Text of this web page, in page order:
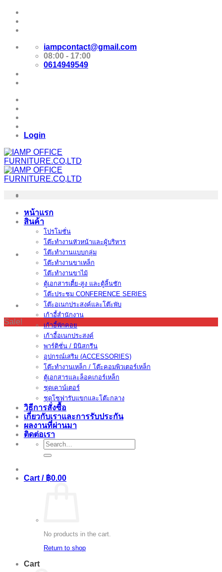
Skip
content
iampcontact@gmail.com
08:00 - 17:00
0614949549
Login
หน้าแรก
สินค้า
โปรโมชั่น
โต๊ะทำงานหัวหน้าและผู้บริหาร
โต๊ะทำงานแบบกลุ่ม
โต๊ะทำงานขาเหล็ก
โต๊ะทำงานขาไม้
ตู้เอกสารเตี้ย-สูง และตู้ลิ้นชัก
โต๊ะประชุม CONFERENCE SERIES
โต๊ะอเนกประสงค์และโต๊ะพับ
เก้าอี้สำนักงาน
เก้าอี้พักคอย
เก้าอี้อเนกประสงค์
พาร์ติชั่น / มินิสกรีน
อุปกรณ์เสริม (ACCESSORIES)
โต๊ะทำงานเหล็ก / โต๊ะคอมพิวเตอร์เหล็ก
ตู้เอกสารและล็อคเกอร์เหล็ก
ชุดเคาน์เตอร์
ชุดโซฟารับแขกและโต๊ะกลาง
วิธีการสั่งซื้อ
เกี่ยวกับเราและการรับประกัน
ผลงานที่ผ่านมา
ติดต่อเรา
Search
for:
Cart / ฿0.00
No products in the cart.
Return to shop
Cart
Sale!